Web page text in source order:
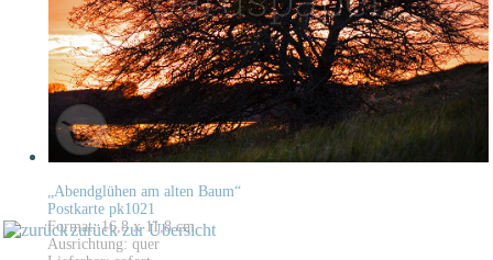
„Abendglühen am alten Baum“
Postkarte pk1021
Format: 16,8 x 11,8 cm
Ausrichtung: quer
zurück zur Übersicht